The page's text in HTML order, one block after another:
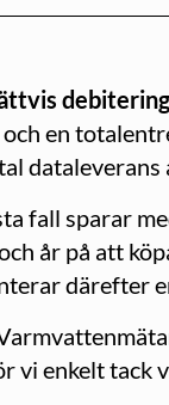
en
fall sparar
år på att
därefter
vi enkelt